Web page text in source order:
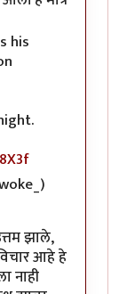
his
झाले,
आहे हे
नाही